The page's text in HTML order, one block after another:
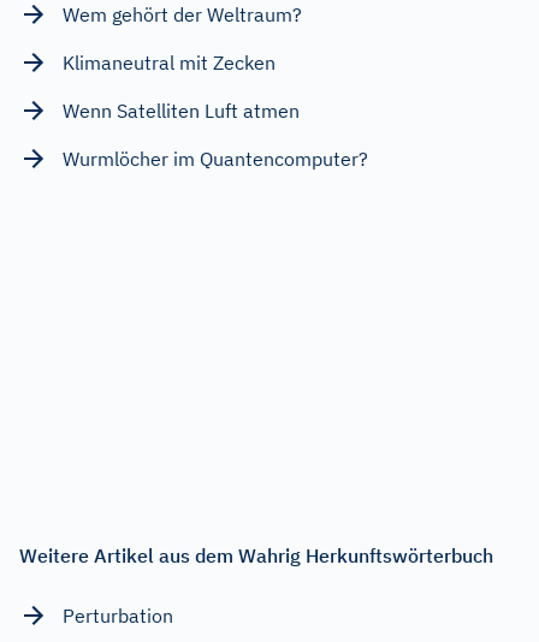
Wem gehört der Weltraum?
Klimaneutral mit Zecken
Wenn Satelliten Luft atmen
Wurmlöcher im Quantencomputer?
Weitere Artikel aus dem Wahrig Herkunftswörterbuch
Perturbation